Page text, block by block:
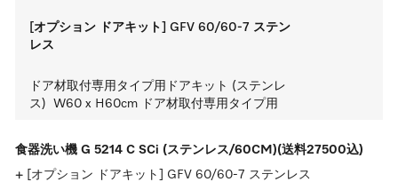
[オプション ドアキット] GFV 60/60-7 ステン
レス
ドア材取付専用タイプ用ドアキット (ステンレ
ス)  W60 x H60cm ドア材取付専用タイプ用
食器洗い機 G 5214 C SCi (ステンレス/60CM)(送料27500込)
[オプション ドアキット] GFV 60/60-7 ステンレス